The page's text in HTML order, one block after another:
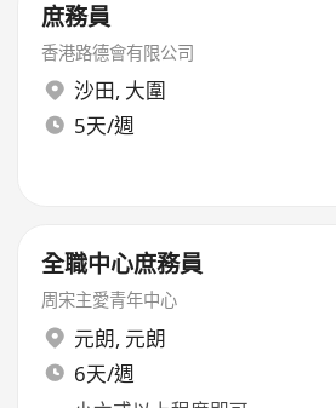
庶務員
香港路德會有限公司
沙田, 大圍
5天/週
全職中心庶務員
周宋主愛青年中心
元朗, 元朗
6天/週